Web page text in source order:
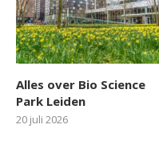
Alles over Bio Science
Park Leiden
20 juli 2026